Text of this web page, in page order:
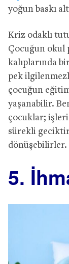
yoğun baskı
Kriz odaklı
Çocuğun okul
kalıplarında
pek
çocuğun
yaşanabilir.
çocuklar;
sürekli
dönüşebilirler.
5.